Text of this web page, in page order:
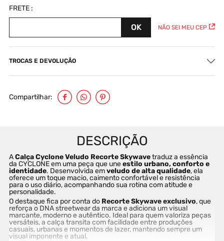
NÃO SEI MEU CEP
TROCAS E DEVOLUÇÃO
Compartilhar
A Calça Cyclone Veludo Recorte Skywave traduz a essência
da CYCLONE em uma peça que une estilo urbano, conforto e
identidade. Desenvolvida em veludo de alta qualidade, ela
oferece um toque macio, caimento confortável e resistência
para o uso diário, acompanhando sua rotina com atitude e
personalidade.
O destaque fica por conta do Recorte Skywave exclusivo, que
reforça o DNA streetwear da marca e adiciona um visual
marcante, moderno e autêntico. Ideal para quem valoriza peças
versáteis, a calça transita com facilidade entre produções
casuais, urbanas e momentos de lazer, mantendo sempre um
visual imponente e atual.